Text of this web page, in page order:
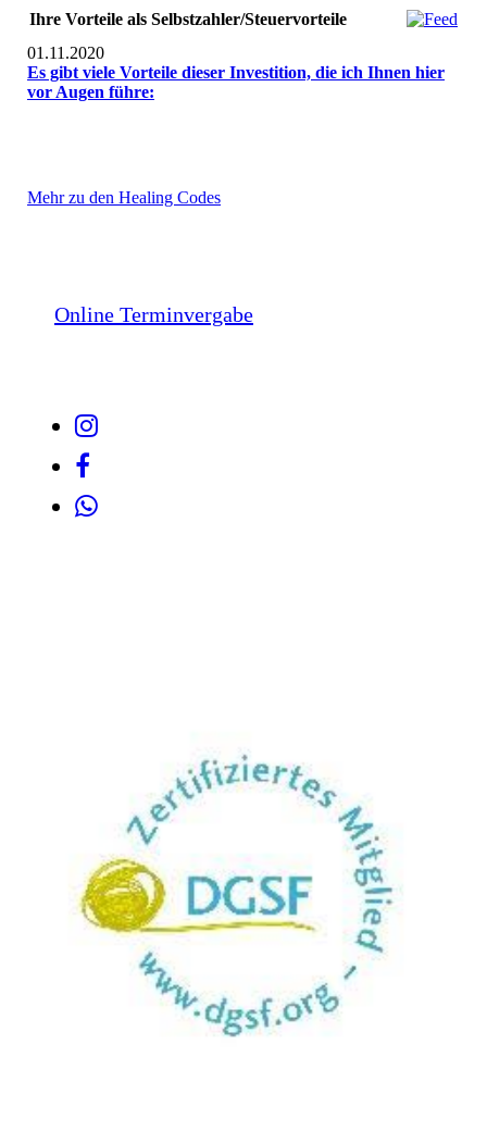
Ihre Vorteile als Selbstzahler/Steuervorteile
01.11.2020
Es gibt viele Vorteile dieser Investition, die ich Ihnen hier
vor Augen führe:
Mehr zu den Healing Codes
Online Terminvergabe